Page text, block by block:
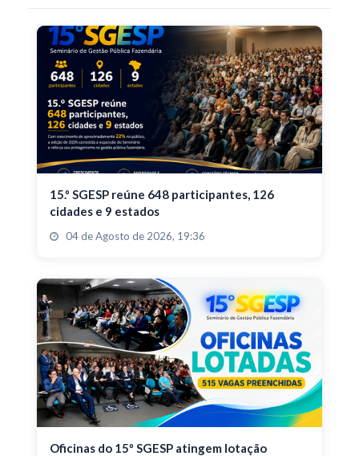
15.º SGESP reúne 648 participantes, 126
cidades e 9 estados
04 de Agosto de 2026, 19:36
Oficinas do 15º SGESP atingem lotação